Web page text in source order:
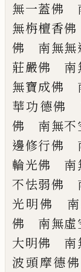
無一蓋佛
無栴檀香佛
佛 南無無
莊嚴佛 南
無寶成佛
華功德佛
佛 南無不
邊修行佛
輪光佛 南
不怯弱佛
光明佛 南
佛 南無虛
大明佛 南
波頭摩德